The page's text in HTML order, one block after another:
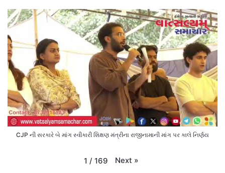
CJP ની સરકારે બે માંગ સ્વીકારી શિક્ષણ મંત્રીના રાજીનામાની માંગ પર કાલે નિર્ણય
1 / 169 Next »